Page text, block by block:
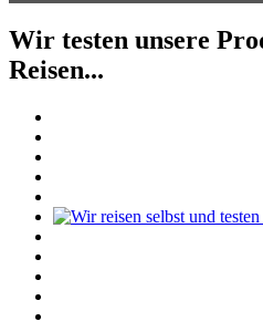
Wir testen unsere
Reisen...